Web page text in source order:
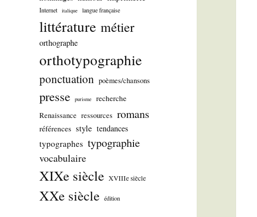
Internet italique langue française
littérature métier
orthographe
orthotypographie
ponctuation poèmes/chansons
presse purisme
recherche
Renaissance ressources romans
références style tendances
typographes typographie
vocabulaire
XIXe siècle XVIIIe siècle
XXe siècle édition